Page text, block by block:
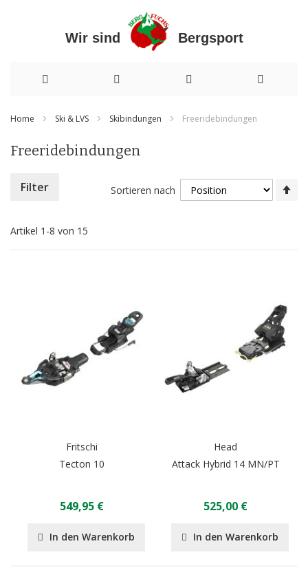
Wir sind Bergsport
Inhalt
Home Ski & LVS Skibindungen Freeridebindungen
Freeridebindungen
Artikel 1 -8 von 15
Sortieren nach
Fritschi
Tecton 10
549,95 €
In den Warenkorb
Head
Attack Hybrid 14 MN/PT
525,00 €
In den Warenkorb
Filter